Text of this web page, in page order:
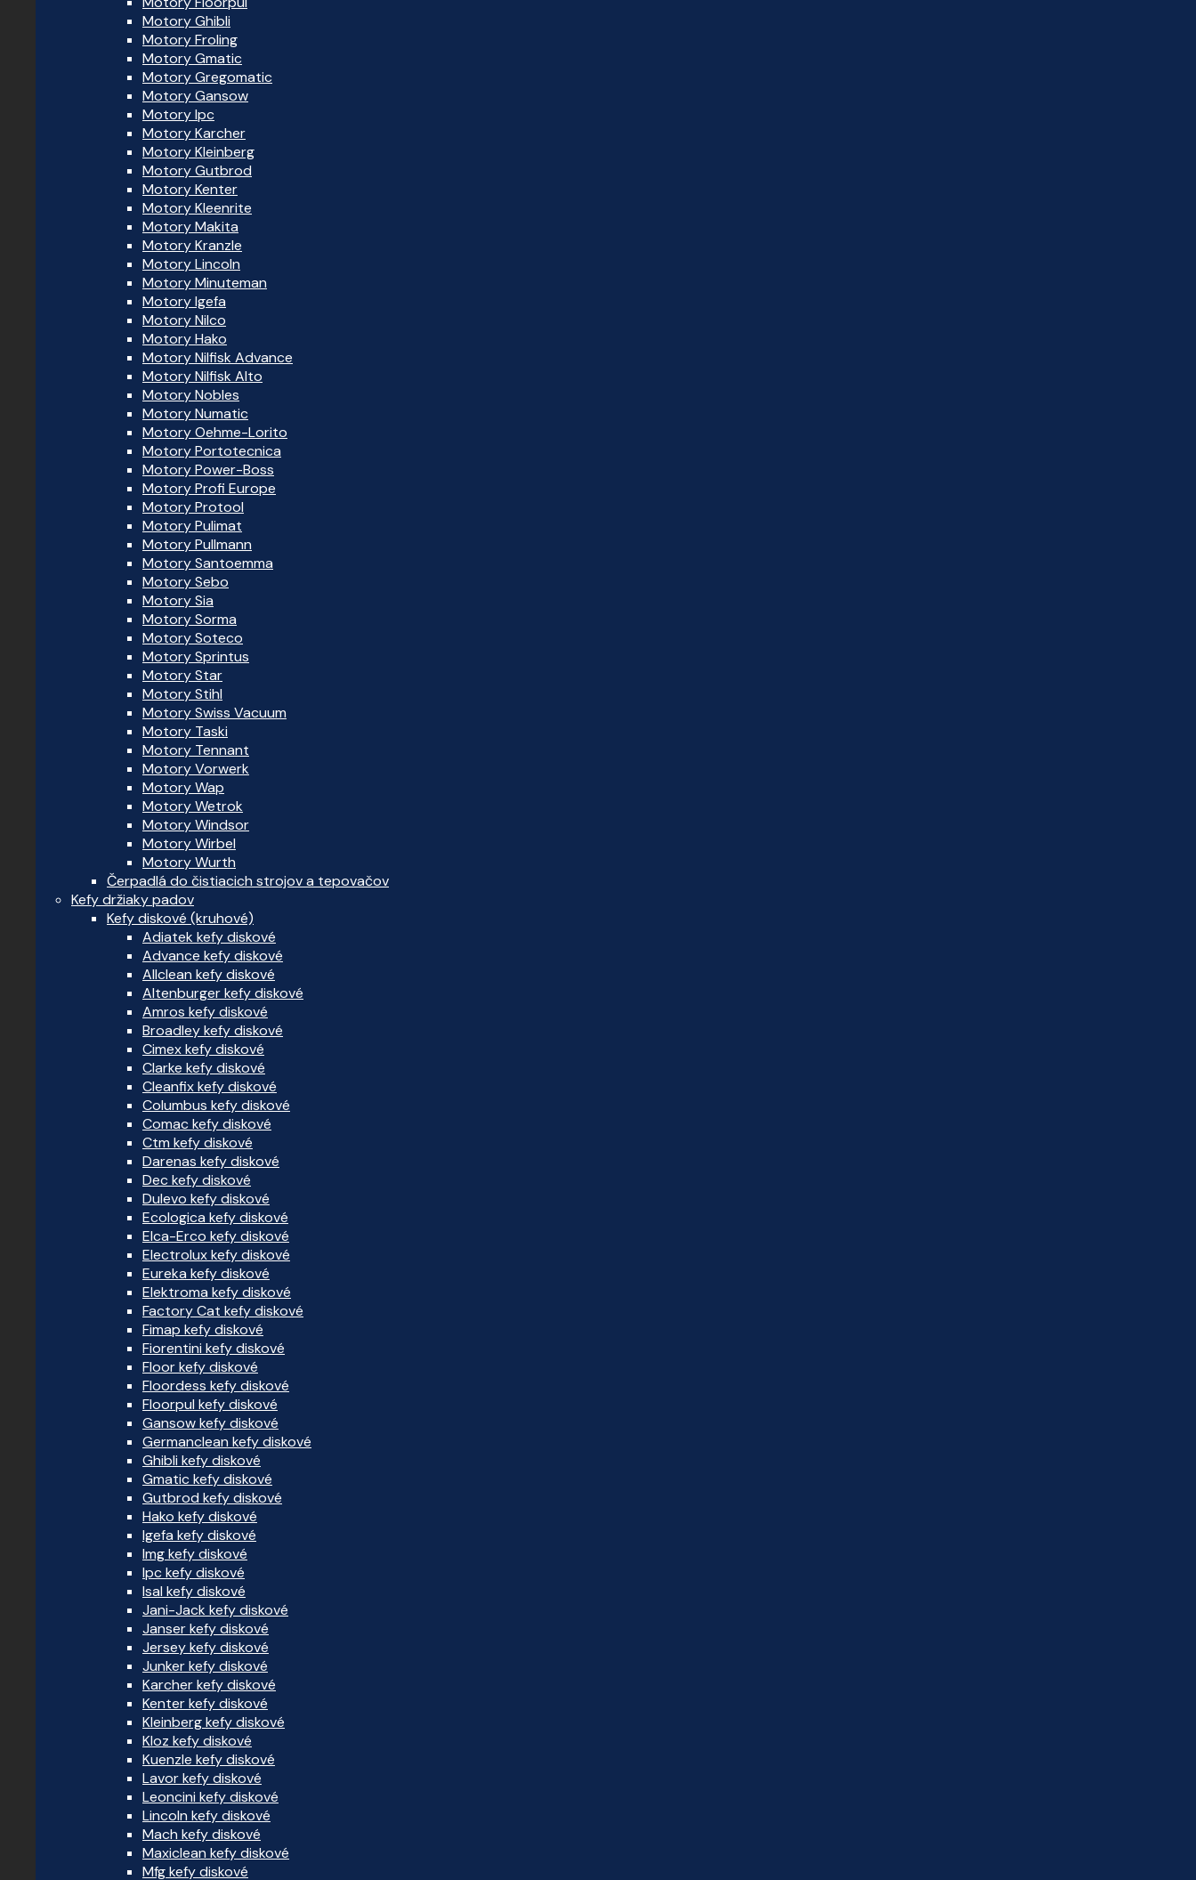
Motory Ghibli
Motory Froling
Motory Gmatic
Motory Gregomatic
Motory Gansow
Motory Ipc
Motory Karcher
Motory Kleinberg
Motory Gutbrod
Motory Kenter
Motory Kleenrite
Motory Makita
Motory Kranzle
Motory Lincoln
Motory Minuteman
Motory Igefa
Motory Nilco
Motory Hako
Motory Nilfisk Advance
Motory Nilfisk Alto
Motory Nobles
Motory Numatic
Motory Oehme-Lorito
Motory Portotecnica
Motory Power-Boss
Motory Profi Europe
Motory Protool
Motory Pulimat
Motory Pullmann
Motory Santoemma
Motory Sebo
Motory Sia
Motory Sorma
Motory Soteco
Motory Sprintus
Motory Star
Motory Stihl
Motory Swiss Vacuum
Motory Taski
Motory Tennant
Motory Vorwerk
Motory Wap
Motory Wetrok
Motory Windsor
Motory Wirbel
Motory Wurth
Čerpadlá do čistiacich strojov a tepovačov
Kefy držiaky padov
Kefy diskové (kruhové)
Adiatek kefy diskové
Advance kefy diskové
Allclean kefy diskové
Altenburger kefy diskové
Amros kefy diskové
Broadley kefy diskové
Cimex kefy diskové
Clarke kefy diskové
Cleanfix kefy diskové
Columbus kefy diskové
Comac kefy diskové
Ctm kefy diskové
Darenas kefy diskové
Dec kefy diskové
Dulevo kefy diskové
Ecologica kefy diskové
Elca-Erco kefy diskové
Electrolux kefy diskové
Eureka kefy diskové
Elektroma kefy diskové
Factory Cat kefy diskové
Fimap kefy diskové
Fiorentini kefy diskové
Floor kefy diskové
Floordess kefy diskové
Floorpul kefy diskové
Gansow kefy diskové
Germanclean kefy diskové
Ghibli kefy diskové
Gmatic kefy diskové
Gutbrod kefy diskové
Hako kefy diskové
Igefa kefy diskové
Img kefy diskové
Ipc kefy diskové
Isal kefy diskové
Jani-Jack kefy diskové
Janser kefy diskové
Jersey kefy diskové
Junker kefy diskové
Karcher kefy diskové
Kenter kefy diskové
Kleinberg kefy diskové
Kloz kefy diskové
Kuenzle kefy diskové
Lavor kefy diskové
Leoncini kefy diskové
Lincoln kefy diskové
Mach kefy diskové
Maxiclean kefy diskové
Mfg kefy diskové